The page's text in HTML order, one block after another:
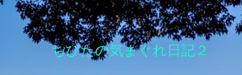
ちびたの気まぐれ日記２